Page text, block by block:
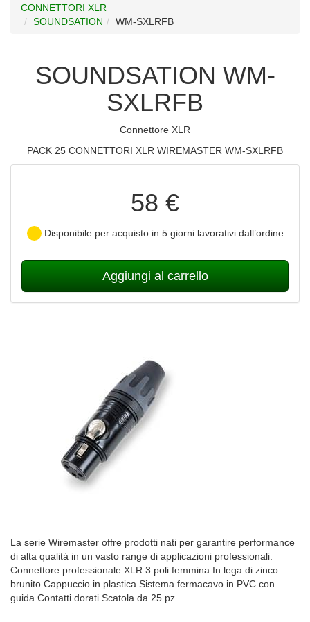
CONNETTORI XLR
SOUNDSATION
WM-SXLRFB
SOUNDSATION WM-
SXLRFB
Connettore XLR
PACK 25 CONNETTORI XLR WIREMASTER WM-SXLRFB
58 €
Disponibile per acquisto in 5 giorni lavorativi dall’ordine
Aggiungi al carrello
La serie Wiremaster offre prodotti nati per garantire performance
di alta qualità in un vasto range di applicazioni professionali.
Connettore professionale XLR 3 poli femmina In lega di zinco
brunito Cappuccio in plastica Sistema fermacavo in PVC con
guida Contatti dorati Scatola da 25 pz